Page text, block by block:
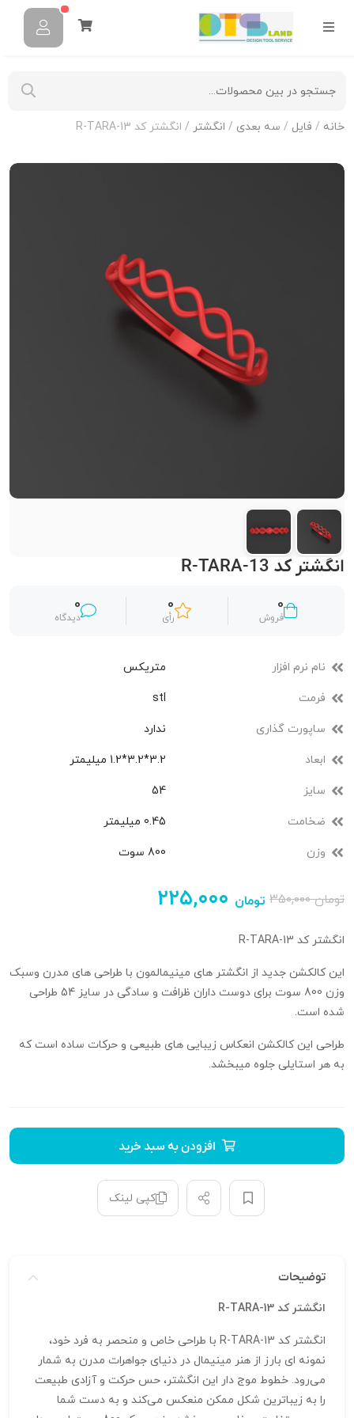
خانه / فایل / سه بعدی / انگشتر / انگشتر کد R-TARA-13
انگشتر کد R-TARA-13
0
فروش
0
رأی
0
دیدگاه
نام نرم افزار متریکس
فرمت stl
ساپورت گذاری ندارد
ابعاد 3.2*3.2*1.2 میلیمتر
سایز 54
ضخامت 0.45 میلیمتر
وزن 800 سوت
۳۵۰,۰۰۰تومان ۲۲۵,۰۰۰ تومان
انگشتر کد R-TARA-13
این کالکشن جدید از انگشتر های مینیمالمون با طراحی های مدرن وسبک
وزن 800 سوت برای دوست داران ظرافت و سادگی در سایز 54 طراحی
شده است.
طراحی این کالکشن انعکاس زیبایی های طبیعی و حرکات ساده است که
به هر استایلی جلوه میبخشد.
افزودن به سبد خرید
کپی لینک
توضیحات
انگشتر کد R-TARA-13
انگشتر کد R-TARA-13 با طراحی خاص و منحصر به‌ فرد خود،
نمونه‌ ای بارز از هنر مینیمال در دنیای جواهرات مدرن به شمار
می‌رود. خطوط موج‌ دار این انگشتر، حس حرکت و آزادی طبیعت
را به زیباترین شکل ممکن منعکس می‌کند و به دست شما